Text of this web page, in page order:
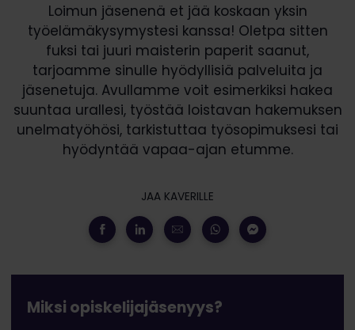
Loimun jäsenenä et jää koskaan yksin
työelämäkysymystesi kanssa! Oletpa sitten
fuksi tai juuri maisterin paperit saanut,
tarjoamme sinulle hyödyllisiä palveluita ja
jäsenetuja. Avullamme voit esimerkiksi hakea
suuntaa urallesi, työstää loistavan hakemuksen
unelmatyöhösi, tarkistuttaa työsopimuksesi tai
hyödyntää vapaa-ajan etumme.
JAA KAVERILLE
Miksi opiskelijajäsenyys?